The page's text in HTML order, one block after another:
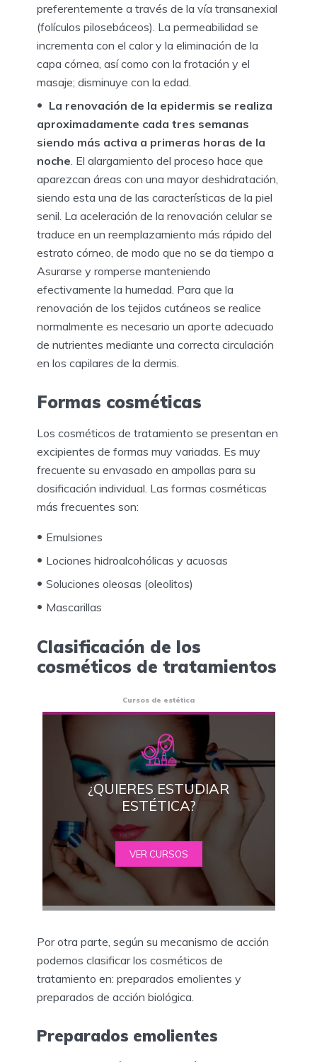
preferentemente a través de la vía transanexial
(folículos pilosebáceos). La permeabilidad se
incrementa con el calor y la eliminación de la
capa córnea, así como con la frotación y el
masaje; disminuye con la edad.
La renovación de la epidermis se realiza
aproximadamente cada tres semanas
siendo más activa a primeras horas de la
noche . El alargamiento del proceso hace que
aparezcan áreas con una mayor deshidratación,
siendo esta una de las características de la piel
senil. La aceleración de la renovación celular se
traduce en un reemplazamiento más rápido del
estrato córneo, de modo que no se da tiempo a
Asurarse y romperse manteniendo
efectivamente la humedad. Para que la
renovación de los tejidos cutáneos se realice
normalmente es necesario un aporte adecuado
de nutrientes mediante una correcta circulación
en los capilares de la dermis.
Formas cosméticas
Los cosméticos de tratamiento se presentan en
excipientes de formas muy variadas. Es muy
frecuente su envasado en ampollas para su
dosificación individual. Las formas cosméticas
más frecuentes son:
Emulsiones
Lociones hidroalcohólicas y acuosas
Soluciones oleosas (oleolitos)
Mascarillas
Clasificación de los
cosméticos de tratamientos
Cursos de estética
¿QUIERES ESTUDIAR
ESTÉTICA?
VER CURSOS
Por otra parte, según su mecanismo de acción
podemos clasificar los cosméticos de
tratamiento en: preparados emolientes y
preparados de acción biológica.
Preparados emolientes